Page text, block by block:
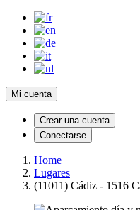
Mi cuenta
Crear una cuenta
Conectarse
Home
Lugares
(11011) Cádiz - 1516